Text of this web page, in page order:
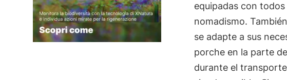
equipadas con
nomadismo.
se adapte a sus
porche en la parte
durante el